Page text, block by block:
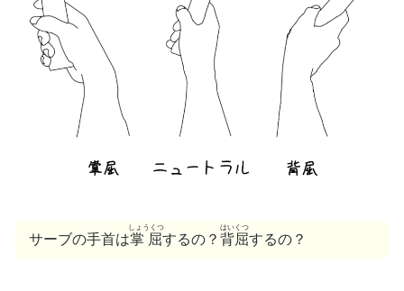
サーブの手首は掌屈
しょうくつ
するの？ 背屈
はいくつ
するの？